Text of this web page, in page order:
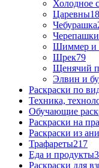
Холодное
Царевны18
Чебурашка
Шиммер и
Шрек79
Щенячий
Элвин и
Раскраски по
Техника,
Обучающие
Раскраски на
Раскраски из
Трафареты217
Еда и продукты
Раскраски для